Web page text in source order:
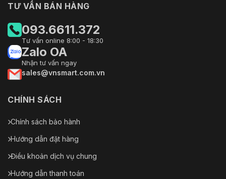
TƯ VẤN BÁN HÀNG
093.6611.372
Tư vấn online 8:00 - 18:30
Zalo OA
Nhận tư vấn ngay
sales@vnsmart.com.vn
CHÍNH SÁCH
Chính sách bảo hành
Hướng dẫn đặt hàng
Điều khoản dịch vụ chung
Hướng dẫn thanh toán